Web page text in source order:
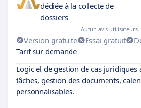
dédiée à la collecte de
dossiers
Aucun avis utilisateurs
Version gratuite Essai gratuit
Tarif sur demande
Logiciel de gestion de cas juridiques
tâches, gestion des documents,
personnalisables.